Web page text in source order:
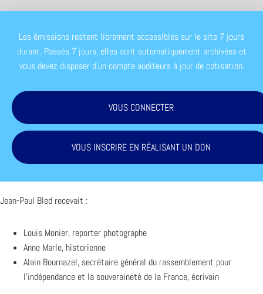
Les émissions restent librement accessibles sur le site 7 jours
durant. Passés 7 jours, elles sont automatiquement archivées et
vous devez disposer d'un compte auditeurs à jour de cotisation.
VOUS CONNECTER
VOUS INSCRIRE EN RÉALISANT UN DON
Jean-Paul Bled recevait :
Louis Monier, reporter photographe
Anne Marle, historienne
Alain Bournazel, secrétaire général du rassemblement pour
l’indépendance et la souveraineté de la France, écrivain